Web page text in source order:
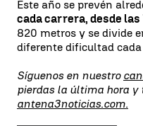
Este año se prevén
cada carrera, desde las
820 metros y se divide
diferente dificultad cada
Síguenos en nuestro
pierdas la última hora y
antena3noticias.com.